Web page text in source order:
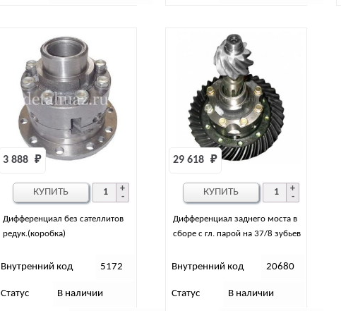
Дифференциал без сателлитов
редук.(коробка)
3 888 ₽
Внутренний код 5172
Статус В наличии
КУПИТЬ
Дифференциал заднего моста в
сборе с гл. парой на 37/8 зубьев
29 618 ₽
Внутренний код 20680
Статус В наличии
КУПИТЬ